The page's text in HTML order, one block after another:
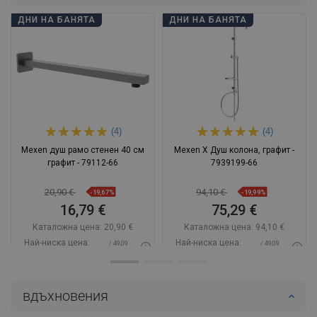
ДНИ НА БАНЯТА
(4)
Mexen душ рамо стенен 40 см
графит - 79112-66
20,90 € -19,67%
16,79 €
Каталожна цена: 20,90 €
Най-ниска цена:
/ 49,09
Добави в количката
ДНИ НА БАНЯТА
(4)
Mexen X Душ колона, графит -
7939199-66
94,10 € -19,99%
75,29 €
Каталожна цена: 94,10 €
Най-ниска цена:
/ 49,09
Добави в количката
вдъхновения